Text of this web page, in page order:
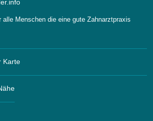
alle Menschen die eine gute Zahnarztpraxis
Karte